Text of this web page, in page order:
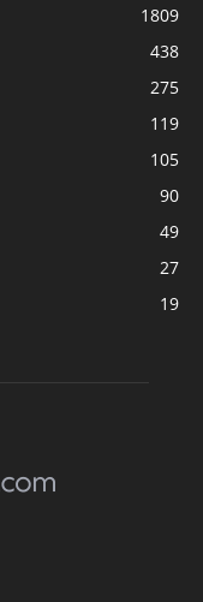
1809
438
275
119
105
90
49
27
19